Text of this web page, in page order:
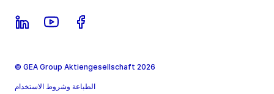
© GEA Group Aktiengesellschaft 2026
الطباعة وشروط الاستخدام